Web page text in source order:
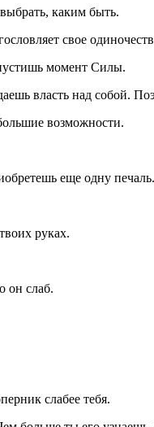
каким быть.
свое
момент Силы.
власть над собой.
возможности.
еще одну печаль.
руках.
он слаб.
слабее тебя.